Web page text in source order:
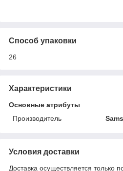
Способ упаковки
26
Характеристики
Основные атрибуты
Производитель
Условия доставки
Доставка осуществляется только